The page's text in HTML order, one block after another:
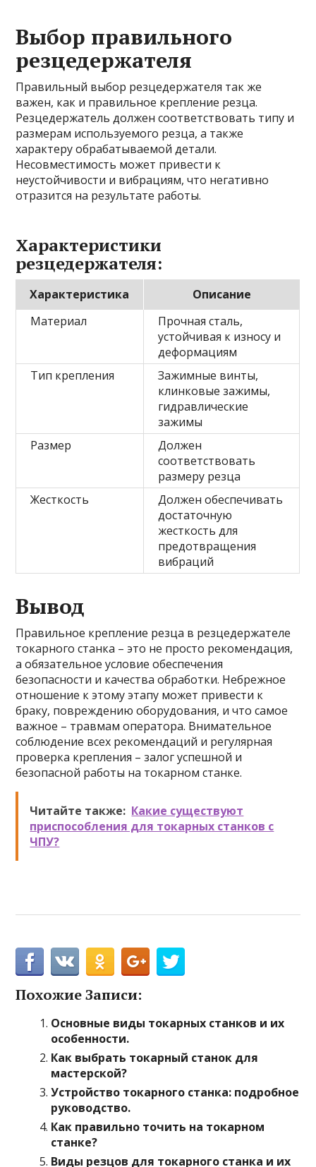
Выбор правильного
резцедержателя
Правильный выбор резцедержателя так же
важен, как и правильное крепление резца.
Резцедержатель должен соответствовать типу и
размерам используемого резца, а также
характеру обрабатываемой детали.
Несовместимость может привести к
неустойчивости и вибрациям, что негативно
отразится на результате работы.
Характеристики
резцедержателя:
Характеристика
Описание
Материал
Прочная сталь,
устойчивая к износу и
деформациям
Тип крепления
Зажимные винты,
клинковые зажимы,
гидравлические
зажимы
Размер
Должен
соответствовать
размеру резца
Жесткость
Должен обеспечивать
достаточную
жесткость для
предотвращения
вибраций
Вывод
Правильное крепление резца в резцедержателе
токарного станка – это не просто рекомендация,
а обязательное условие обеспечения
безопасности и качества обработки. Небрежное
отношение к этому этапу может привести к
браку, повреждению оборудования, и что самое
важное – травмам оператора. Внимательное
соблюдение всех рекомендаций и регулярная
проверка крепления – залог успешной и
безопасной работы на токарном станке.
Читайте также: Какие существуют
приспособления для токарных станков с
ЧПУ?
Похожие Записи:
Основные виды токарных станков и их
особенности.
Как выбрать токарный станок для
мастерской?
Устройство токарного станка: подробное
руководство.
Как правильно точить на токарном
станке?
Виды резцов для токарного станка и их